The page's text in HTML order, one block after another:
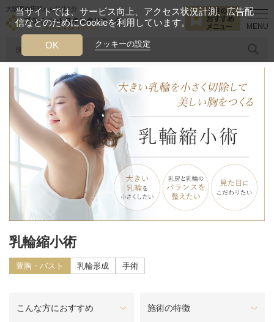
大阪西梅田駅から徒歩2分
人気のワード 糸リフト
今月のおすすめメニュー
当クリニック月替わりのおすすめのメニュー
プライベートスキンクリニックが
選ばれる理由
クリニックについて
料金一覧
施術症例
診療メニュー 豊胸・バスト
乳輪縮小術
豊胸・バスト 乳輪形成 手術
こんな方におすすめ 施術の特徴
当サイトでは、サービス向上、アクセス状況計測、広告配
信などのためにCookieを利用しています。
クッキーの設定
OK